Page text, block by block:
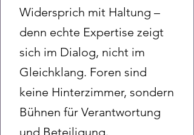
Widersprich mit Haltung –
denn echte Expertise zeigt
sich im Dialog, nicht im
Gleichklang. Foren sind
keine Hinterzimmer, sondern
Bühnen für Verantwortung
und Beteiligung.